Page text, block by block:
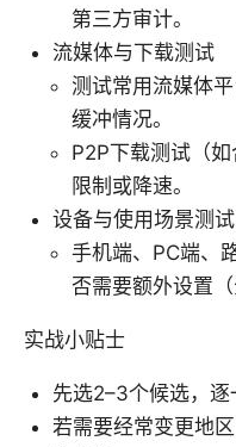
第三方审计。
流媒体与下载测试
测试常用流媒体
缓冲情况。
P2P下载测试（
限制或降速。
设备与使用场景测试
手机端、PC端、
否需要额外设置（
实战小贴士
先选2–3个候选，逐
若需要经常变更地